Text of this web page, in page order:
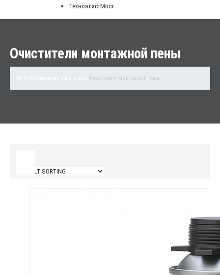
ТехноэластМост
Очистители монтажной пены
Очистители монтажной пены